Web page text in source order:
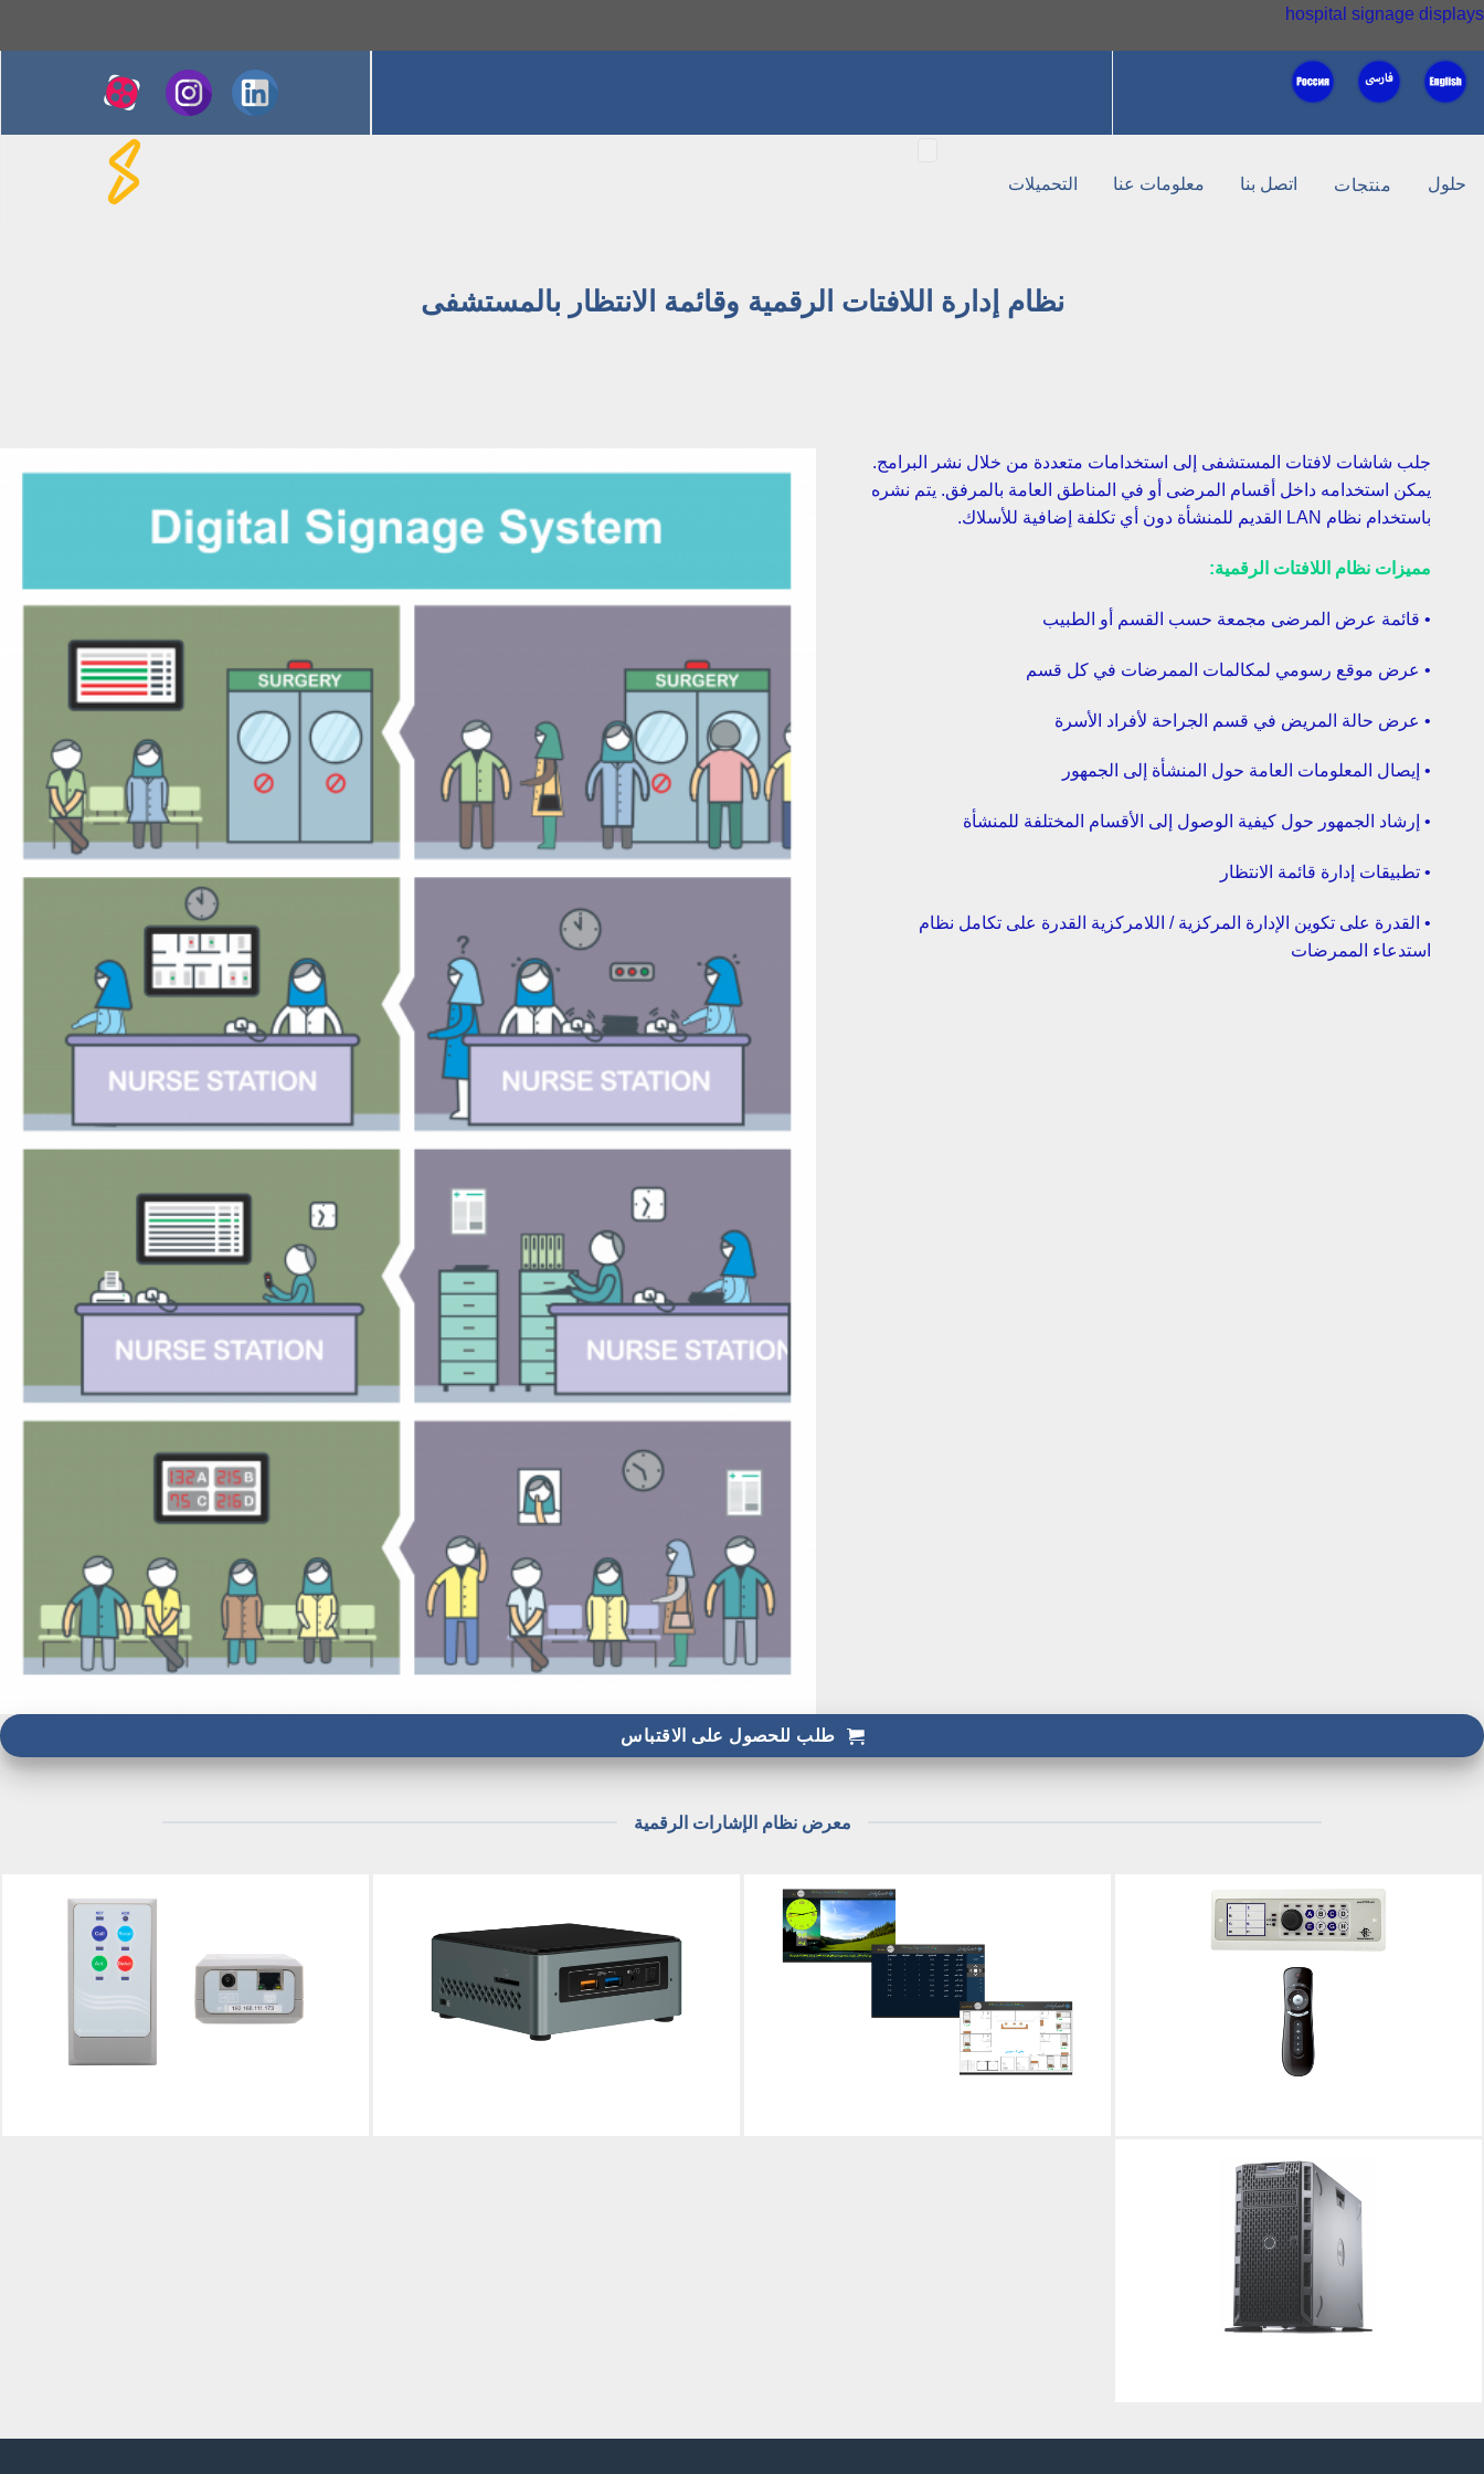
hospital signage displays
حلول منتجات اتصل بنا معلومات عنا التحميلات
نظام إدارة اللافتات الرقمية وقائمة الانتظار بالمستشفى
جلب شاشات لافتات المستشفى إلى استخدامات متعددة من خلال نشر البرامج.
يمكن استخدامه داخل أقسام المرضى أو في المناطق العامة بالمرفق. يتم نشره
باستخدام نظام LAN القديم للمنشأة دون أي تكلفة إضافية للأسلاك.
مميزات نظام اللافتات الرقمية:
• قائمة عرض المرضى مجمعة حسب القسم أو الطبيب
• عرض موقع رسومي لمكالمات الممرضات في كل قسم
• عرض حالة المريض في قسم الجراحة لأفراد الأسرة
• إيصال المعلومات العامة حول المنشأة إلى الجمهور
• إرشاد الجمهور حول كيفية الوصول إلى الأقسام المختلفة للمنشأة
• تطبيقات إدارة قائمة الانتظار
• القدرة على تكوين الإدارة المركزية / اللامركزية القدرة على تكامل نظام
استدعاء الممرضات
طلب للحصول على الاقتباس
معرض نظام الإشارات الرقمية